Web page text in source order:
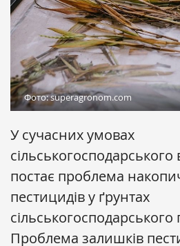
Фото: superagronom.com
У сучасних умовах
постає проблема
пестицидів у ґрунтах
Проблема залишків